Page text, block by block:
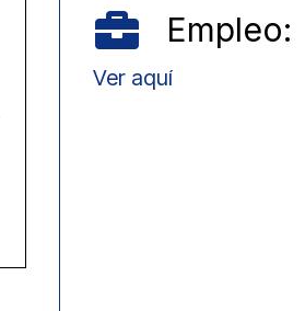
Empleo:
Ver aquí